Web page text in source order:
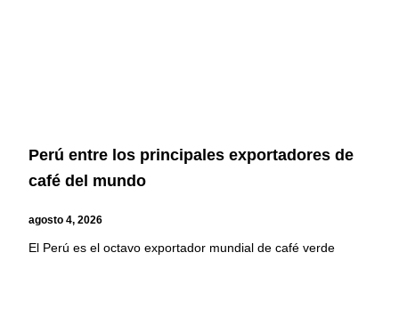
Perú entre los principales exportadores de
café del mundo
agosto 4, 2026
El Perú es el octavo exportador mundial de café verde